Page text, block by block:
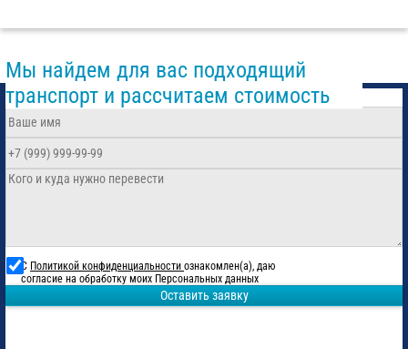
Мы найдем для вас подходящий
транспорт и рассчитаем стоимость
С Политикой конфиденциальности ознакомлен(а), даю
согласие на обработку моих Персональных данных
Оставить заявку